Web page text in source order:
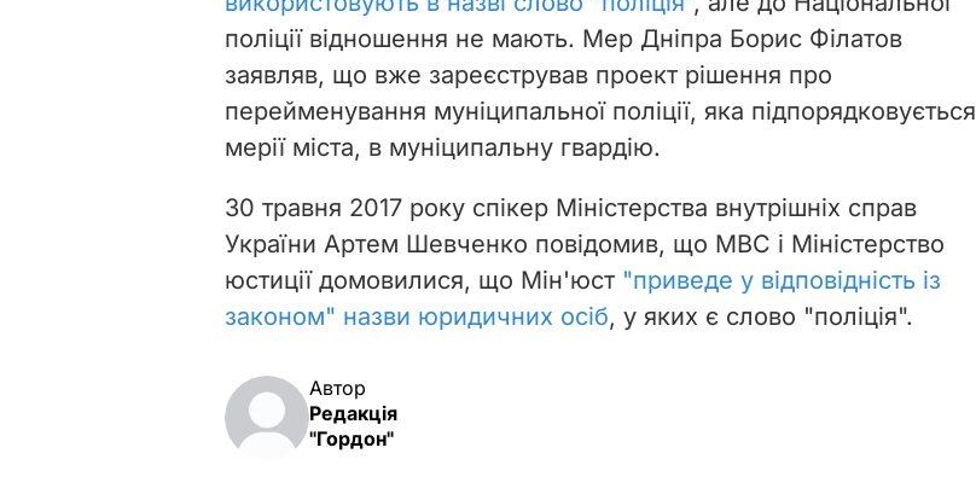
поліції відношення не мають. Мер Дніпра Борис Філатов
заявляв, що вже зареєстрував проект рішення про
перейменування муніципальної поліції, яка підпорядковується
мерії міста, в муніципальну гвардію.
30 травня 2017 року спікер Міністерства внутрішніх справ
України Артем Шевченко повідомив, що МВС і Міністерство
юстиції домовилися, що Мін'юст "приведе у відповідність із
законом" назви юридичних осіб, у яких є слово "поліція".
Автор
Редакція
"Гордон"